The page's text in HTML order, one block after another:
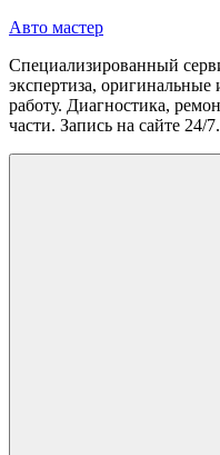
Перейти
содержимому
Авто мастер
Специализированный
экспертиза, оригинальные
работу. Диагностика,
части. Запись на сайте 24/7.